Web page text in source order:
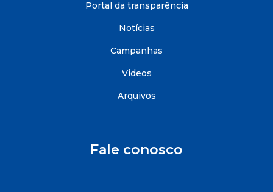
Portal da transparência
Notícias
Campanhas
Videos
Arquivos
Fale conosco